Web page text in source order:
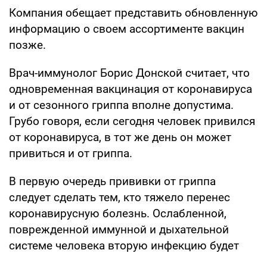
Компания обещает представить обновленную
информацию о своем ассортименте вакцин
позже.
Врач-иммунолог Борис Донской считает, что
одновременная вакцинация от коронавируса
и от сезонного гриппа вполне допустима.
Грубо говоря, если сегодня человек привился
от коронавируса, в тот же день он может
привиться и от гриппа.
В первую очередь прививки от гриппа
следует сделать тем, кто тяжело перенес
коронавирусную болезнь. Ослабленной,
поврежденной иммунной и дыхательной
системе человека вторую инфекцию будет